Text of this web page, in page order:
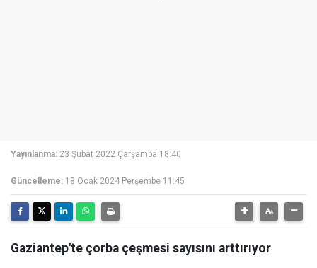
Yayınlanma: 23 Şubat 2022 Çarşamba 18:40
Güncelleme: 18 Ocak 2024 Perşembe 11:45
Gaziantep'te çorba çeşmesi sayısını arttırıyor